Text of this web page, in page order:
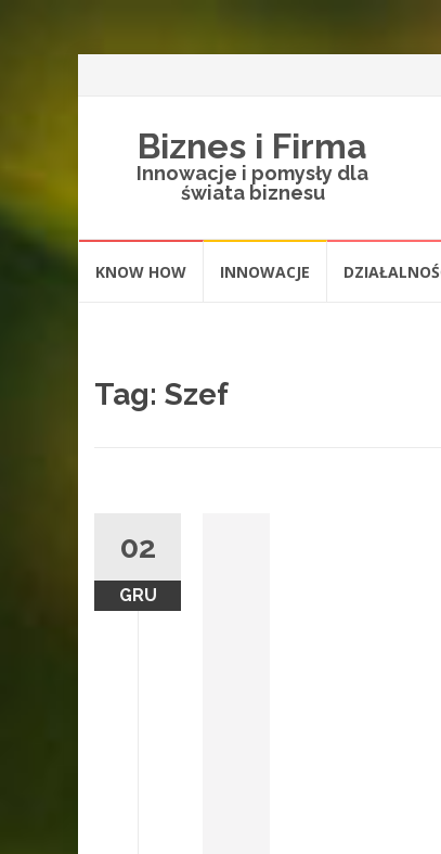
Biznes i Firma
Innowacje i pomysły dla
świata biznesu
KNOW HOW INNOWACJE
Tag: Szef
02
GRU